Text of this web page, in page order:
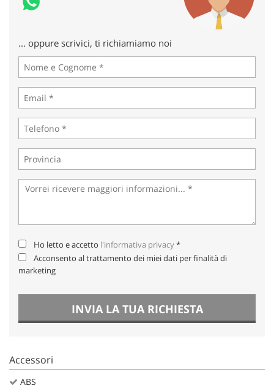
... oppure scrivici, ti richiamiamo noi
Ho letto e accetto l'informativa privacy*
Acconsento al trattamento dei miei dati per finalità di
marketing
INVIA LA TUA RICHIESTA
Accessori
ABS
impostazioni